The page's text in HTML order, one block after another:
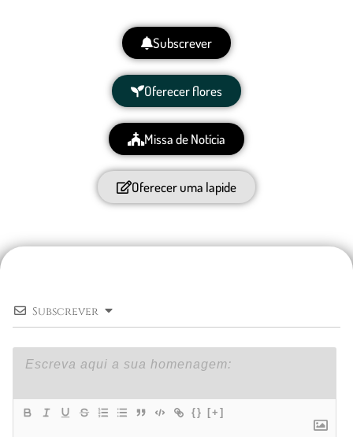
Subscrever
Oferecer flores
Missa de Notícia
Oferecer uma lapide
Subscrever
{} [+]